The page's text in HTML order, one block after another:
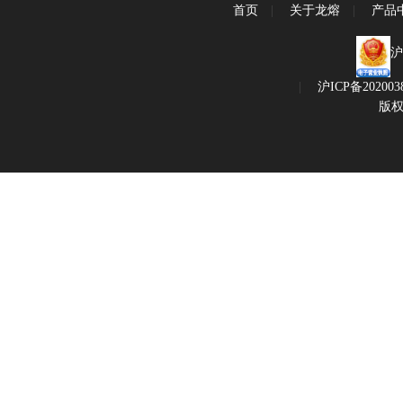
首页 关于龙熔 产品
沪ICP备
版